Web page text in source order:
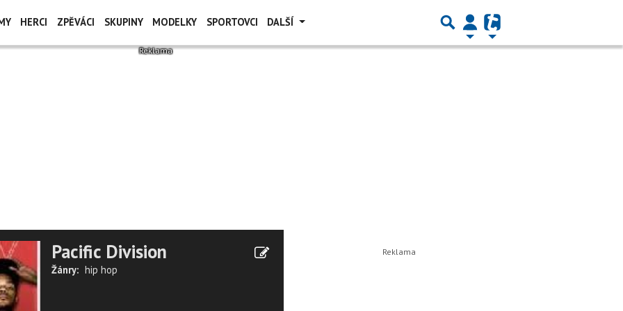
HERCI ZPĚVÁCI SKUPINY MODELKY SPORTOVCI DALŠÍ
Pacific Division
Žánry: hip hop